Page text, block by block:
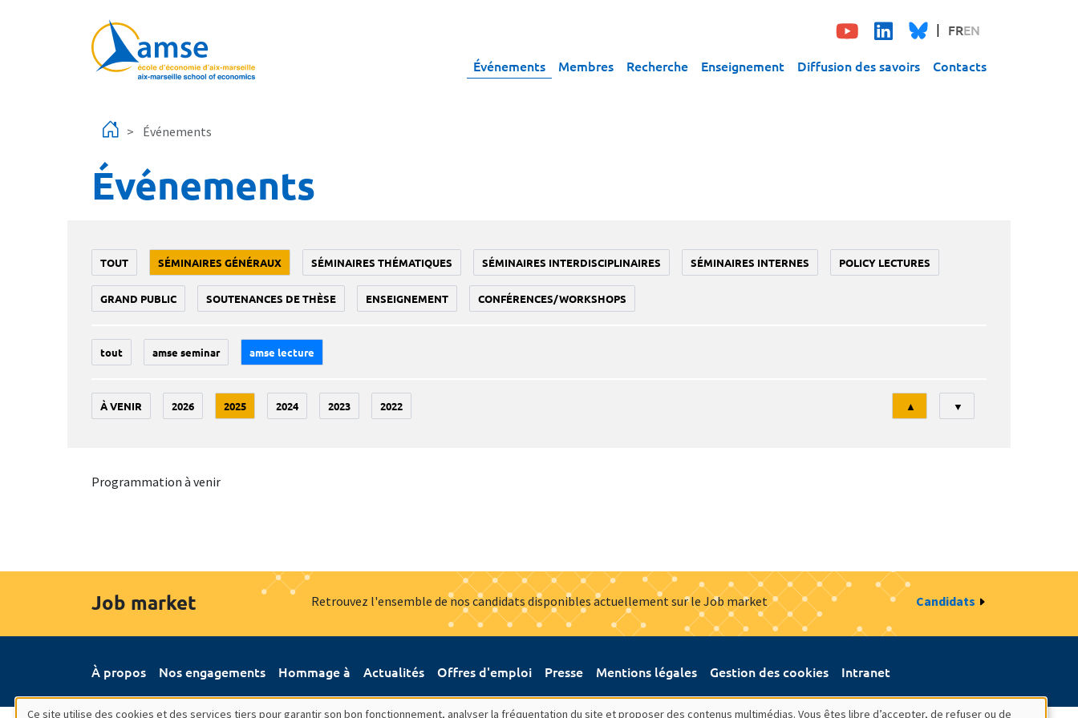
FREN
Événements Membres Recherche Enseignement Diffusion des savoirs Contacts
Événements
Événements
TOUT SÉMINAIRES GÉNÉRAUX SÉMINAIRES THÉMATIQUES SÉMINAIRES INTERDISCIPLINAIRES SÉMINAIRES INTERNES POLICY LECTURES
GRAND PUBLIC SOUTENANCES DE THÈSE ENSEIGNEMENT CONFÉRENCES/WORKSHOPS
tout amse seminar amse lecture
À VENIR 2026 2025 2024 2023 2022
Tri
▲ ▼
Programmation à venir
Job market Retrouvez l'ensemble de nos candidats disponibles actuellement sur le Job market Candidats
À propos Nos engagements Hommage à Actualités Offres d'emploi Presse Mentions légales Gestion des cookies Intranet
Ce site utilise des cookies et des services tiers pour garantir son bon fonctionnement, analyser la fréquentation du site et proposer des contenus multimédias. Vous êtes libre d’accepter, de refuser ou de